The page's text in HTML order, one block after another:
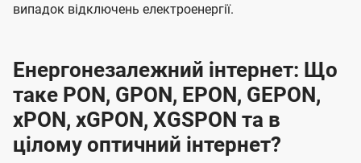
випадок відключень електроенергії.
Енергонезалежний інтернет: Що
таке PON, GPON, EPON, GEPON,
xPON, xGPON, XGSPON та в
цілому оптичний інтернет?